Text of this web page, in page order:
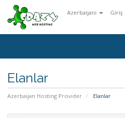
Azerbaijani Giriş
Elanlar
Azerbaijan Hosting Provider Elanlar